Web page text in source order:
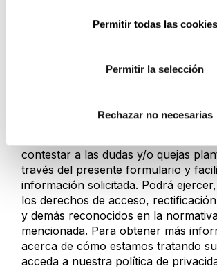
Permitir todas las cookies
Permitir la selección
Rechazar no necesarias
De conformidad con el RGPD y la
contestar a las dudas y/o quejas
través del presente formulario y
información solicitada. Podrá
los derechos de acceso,
y demás reconocidos en la
mencionada. Para obtener más
acerca de cómo estamos tratando
acceda a nuestra política de